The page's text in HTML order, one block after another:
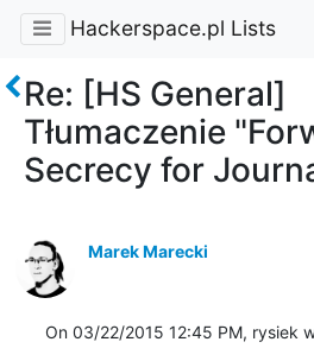
Hackerspace.pl Lists
Re: [HS General]
Tłumaczenie
Secrecy for
Marek Marecki
On 03/22/2015 12:45 PM, rysiek